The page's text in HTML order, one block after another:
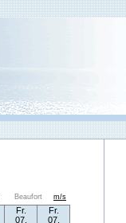
Beaufort m/s
Fr.
07.
Fr.
07.